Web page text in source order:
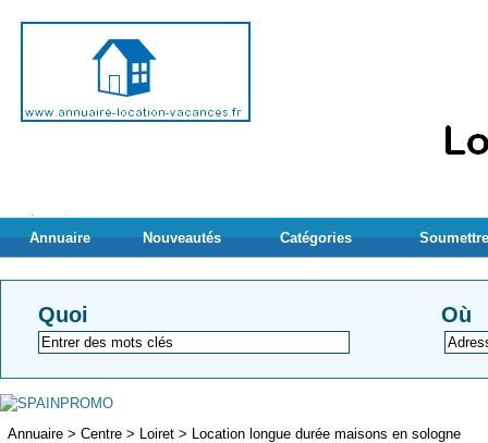
Annuaire Nouveautés Catégories
Quoi Où
Annuaire > Centre > Loiret > Location longue durée maisons en sologne